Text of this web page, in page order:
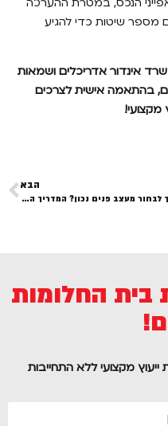
מספר שיטות כדי להגיע
אינדור אדריכלים ושמאות
בהתאמה אישית לצרכים
מקצועי!
הבא
איך לבחור מעצב פנים נכון? המדריך השלם לעיצוב מוצלח
בית החלומות
מקצועי ללא התחייבות